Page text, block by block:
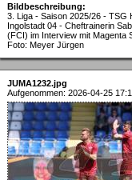
Bildbeschreibung:
3. Liga - Saison 2025/26 - TSG
Ingolstadt 04 - Cheftrainerin
(FCI) im Interview mit Magenta
Foto: Meyer Jürgen
JUMA1232.jpg
Aufgenommen: 2026-04-25